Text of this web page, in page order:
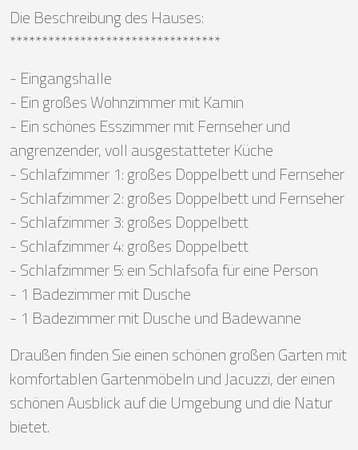
Die Beschreibung des Hauses:
*********************************
- Eingangshalle
- Ein großes Wohnzimmer mit Kamin
- Ein schönes Esszimmer mit Fernseher und
angrenzender, voll ausgestatteter Küche
- Schlafzimmer 1: großes Doppelbett und Fernseher
- Schlafzimmer 2: großes Doppelbett und Fernseher
- Schlafzimmer 3: großes Doppelbett
- Schlafzimmer 4: großes Doppelbett
- Schlafzimmer 5: ein Schlafsofa für eine Person
- 1 Badezimmer mit Dusche
- 1 Badezimmer mit Dusche und Badewanne
Draußen finden Sie einen schönen großen Garten mit
komfortablen Gartenmöbeln und Jacuzzi, der einen
schönen Ausblick auf die Umgebung und die Natur
bietet.